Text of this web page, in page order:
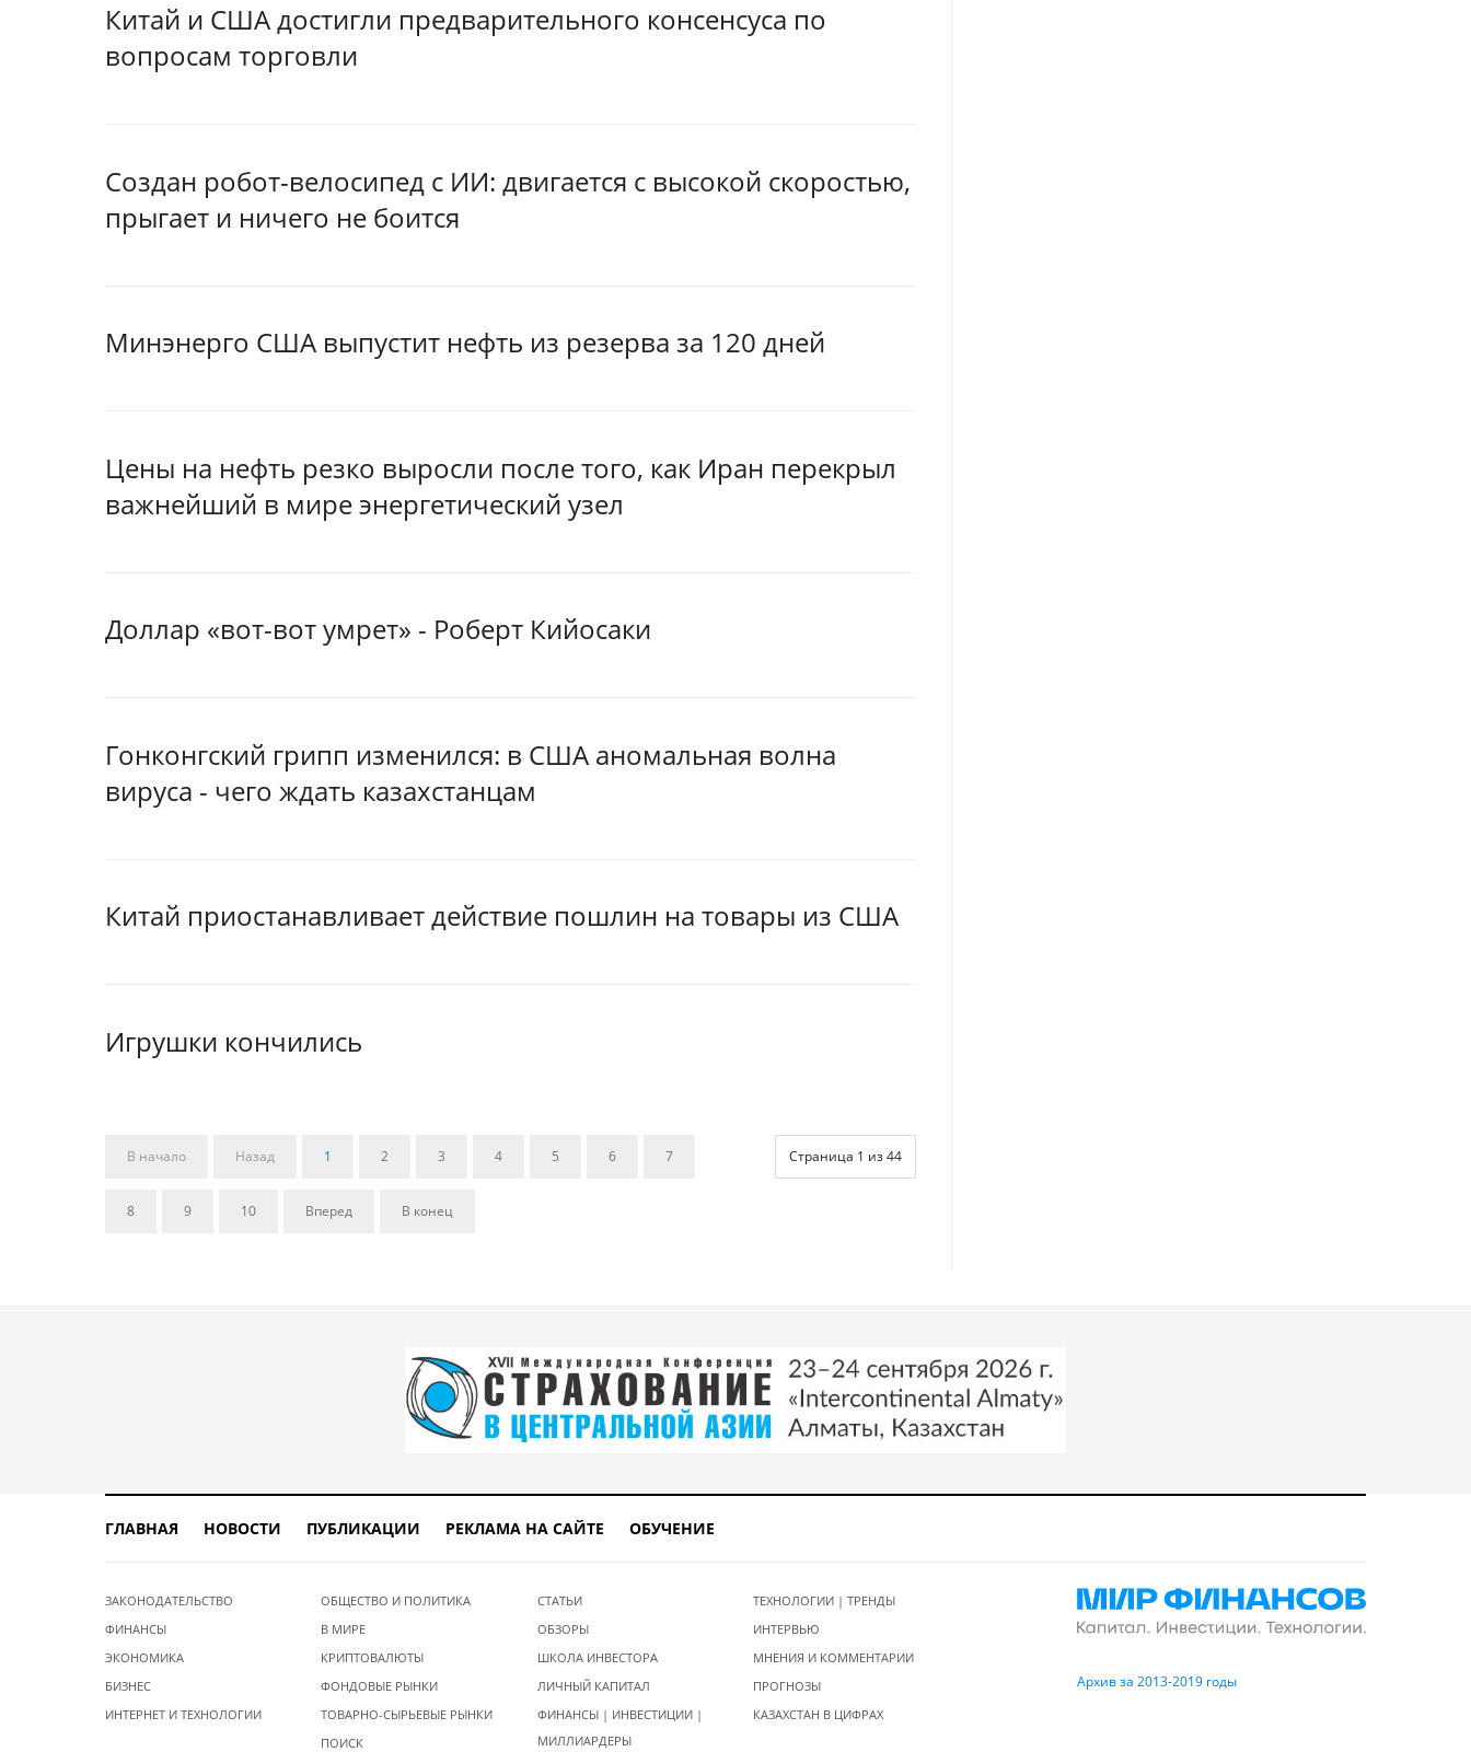
Китай и США достигли предварительного консенсуса по
вопросам торговли
Создан робот-велосипед с ИИ: двигается с высокой скоростью,
прыгает и ничего не боится
Минэнерго США выпустит нефть из резерва за 120 дней
Цены на нефть резко выросли после того, как Иран перекрыл
важнейший в мире энергетический узел
Доллар «вот-вот умрет» - Роберт Кийосаки
Гонконгский грипп изменился: в США аномальная волна
вируса - чего ждать казахстанцам
Китай приостанавливает действие пошлин на товары из США
Игрушки кончились
Страница 1 из 44
В начало Назад 1 2 3 4 5 6 7
8 9 10 Вперед В конец
ГЛАВНАЯ НОВОСТИ ПУБЛИКАЦИИ РЕКЛАМА НА САЙТЕ ОБУЧЕНИЕ
ЗАКОНОДАТЕЛЬСТВО
ФИНАНСЫ
ЭКОНОМИКА
БИЗНЕС
ИНТЕРНЕТ И ТЕХНОЛОГИИ
ОБЩЕСТВО И ПОЛИТИКА
В МИРЕ
КРИПТОВАЛЮТЫ
ФОНДОВЫЕ РЫНКИ
ТОВАРНО-СЫРЬЕВЫЕ РЫНКИ
ПОИСК
СТАТЬИ
ОБЗОРЫ
ШКОЛА ИНВЕСТОРА
ЛИЧНЫЙ КАПИТАЛ
ФИНАНСЫ | ИНВЕСТИЦИИ |
МИЛЛИАРДЕРЫ
ТЕХНОЛОГИИ | ТРЕНДЫ
ИНТЕРВЬЮ
МНЕНИЯ И КОММЕНТАРИИ
ПРОГНОЗЫ
КАЗАХСТАН В ЦИФРАХ
Архив за 2013-2019 годы